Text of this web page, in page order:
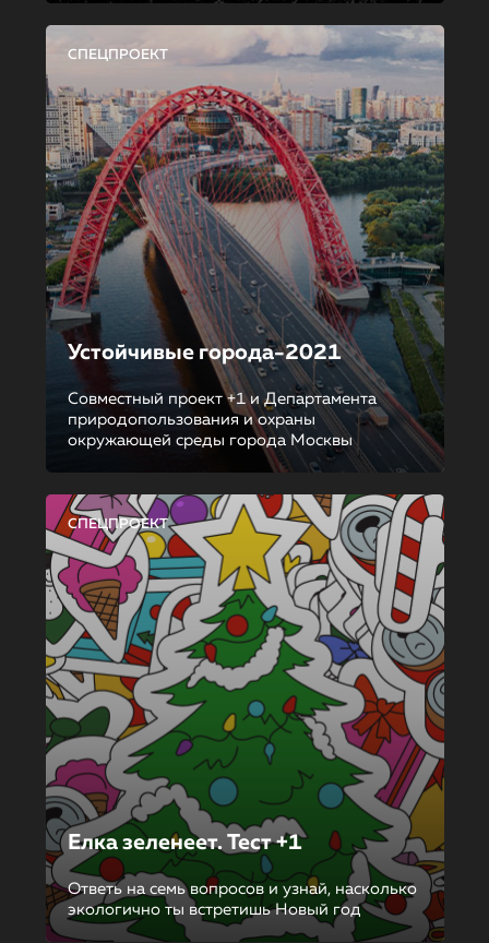
СПЕЦПРОЕКТ
Устойчивые города-2021
Совместный проект +1 и Департамента
природопользования и охраны
окружающей среды города Москвы
СПЕЦПРОЕКТ
Елка зеленеет. Тест +1
Ответь на семь вопросов и узнай, насколько
экологично ты встретишь Новый год